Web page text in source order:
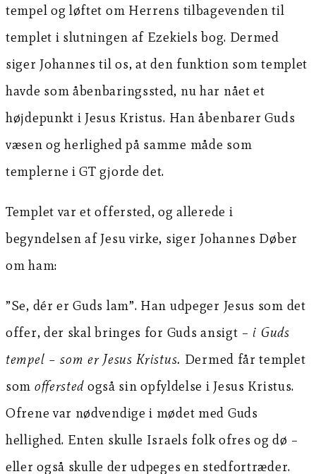
tempel og løftet om Herrens tilbagevenden til
templet i slutningen af Ezekiels bog. Dermed
siger Johannes til os, at den funktion som templet
havde som åbenbaringssted, nu har nået et
højdepunkt i Jesus Kristus. Han åbenbarer Guds
væsen og herlighed på samme måde som
templerne i GT gjorde det.
Templet var et offersted, og allerede i
begyndelsen af Jesu virke, siger Johannes Døber
om ham:
”Se, dér er Guds lam”. Han udpeger Jesus som det
offer, der skal bringes for Guds ansigt – i Guds
tempel – som er Jesus Kristus. Dermed får templet
som offersted også sin opfyldelse i Jesus Kristus.
Ofrene var nødvendige i mødet med Guds
hellighed. Enten skulle Israels folk ofres og dø –
eller også skulle der udpeges en stedfortræder.